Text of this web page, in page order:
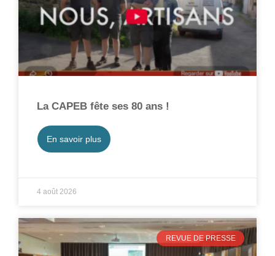
La CAPEB fête ses 80 ans !
En savoir plus
4 août 2026
REVUE DE PRESSE